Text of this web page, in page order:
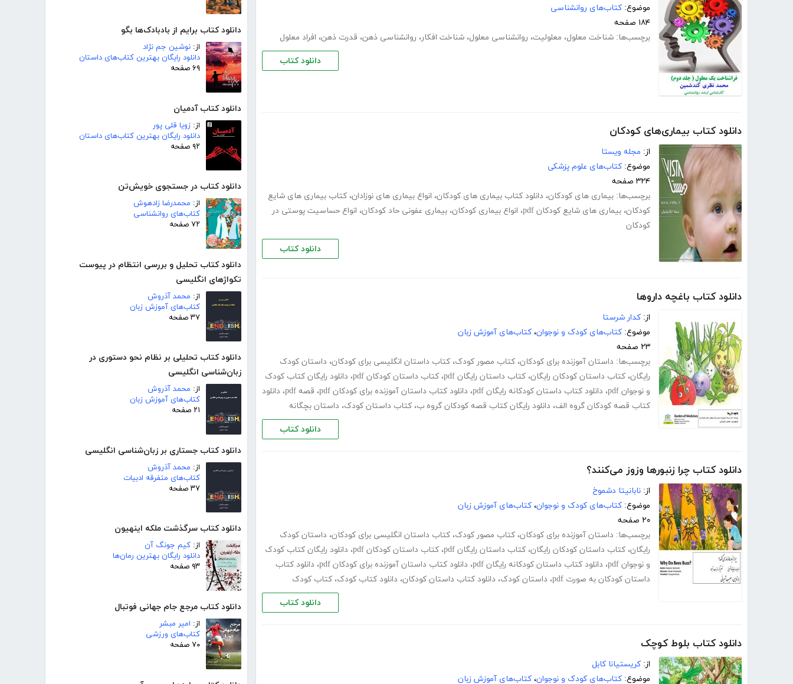
دانلود کتاب برایم از بادبادک‌ها بگو
از: نوشین جم نژاد
دانلود رایگان بهترین کتاب‌های داستان
۶۹ صفحه
دانلود کتاب آدمیان
از: زویا قلی پور
دانلود رایگان بهترین کتاب‌های داستان
۹۲ صفحه
دانلود کتاب در جستجوی خویش‌تن
از: محمدرضا زادهوش
کتاب‌های روانشناسی
۷۲ صفحه
دانلود کتاب تحلیل و بررسی انتظام در پیوست
تکواژهای انگلیسی
از: محمد آذروش
کتاب‌های آموزش زبان
۳۷ صفحه
دانلود کتاب تحلیلی بر نظام نحو دستوری در
زبان‌شناسی انگلیسی
از: محمد آذروش
کتاب‌های آموزش زبان
۲۱ صفحه
دانلود کتاب جستاری بر زبان‌شناسی انگلیسی
از: محمد آذروش
کتاب‌های متفرقه ادبیات
۳۷ صفحه
دانلود کتاب سرگذشت ملکه اینهیون
از: کیم جونگ آن
دانلود رایگان بهترین رمان‌ها
۹۳ صفحه
دانلود کتاب مرجع جام جهانی فوتبال
از: امیر مبشر
کتاب‌های ورزشی
۷۰ صفحه
موضوع: کتاب‌های روانشناسی
۱۸۴ صفحه
برچسب‌ها: شناخت معلول، معلولیت، روانشناسی معلول، شناخت افکار، روانشناسی ذهن، قدرت ذهن، افراد معلول
دانلود کتاب
دانلود کتاب بیماری‌های کودکان
از: مجله ویستا
موضوع: کتاب‌های علوم پزشکی
۳۲۴ صفحه
برچسب‌ها: بیماری های کودکان، دانلود کتاب بیماری های کودکان، انواع بیماری های نوزادان، کتاب بیماری های شایع
کودکان، بیماری های شایع کودکان pdf ، انواع بیماری کودکان، بیماری عفونی حاد کودکان، انواع حساسیت پوستی در
کودکان
دانلود کتاب
دانلود کتاب باغچه داروها
از: کدار شرستا
موضوع: کتاب‌های کودک و نوجوان، کتاب‌های آموزش زبان
۲۳ صفحه
برچسب‌ها: داستان آموزنده برای کودکان، کتاب مصور کودک، کتاب داستان انگلیسی برای کودکان، داستان کودک
رایگان، کتاب داستان کودکان رایگان، کتاب داستان رایگان pdf ، کتاب داستان کودکان pdf ، دانلود رایگان کتاب کودک
و نوجوان pdf
، دانلود کتاب داستان کودکانه رایگان pdf ، دانلود کتاب داستان آموزنده برای کودکان pdf ، قصه pdf ، دانلود
کتاب قصه کودکان گروه الف، دانلود رایگان کتاب قصه کودکان گروه ب، کتاب داستان کودک، داستان بچگانه
دانلود کتاب
دانلود کتاب چرا زنبورها وزوز می‌کنند؟
از: نابانیتا دشموخ
موضوع: کتاب‌های کودک و نوجوان، کتاب‌های آموزش زبان
۲۰ صفحه
برچسب‌ها: داستان آموزنده برای کودکان، کتاب مصور کودک، کتاب داستان انگلیسی برای کودکان، داستان کودک
رایگان، کتاب داستان کودکان رایگان، کتاب داستان رایگان pdf ، کتاب داستان کودکان pdf ، دانلود رایگان کتاب کودک
و نوجوان pdf
، دانلود کتاب داستان کودکانه رایگان pdf ، دانلود کتاب داستان آموزنده برای کودکان pdf ، دانلود کتاب
داستان کودکان به صورت pdf
، داستان کودک، دانلود کتاب داستان کودکان، دانلود کتاب کودک، کتاب کودک
دانلود کتاب
دانلود کتاب بلوط کوچک
از: کریستیانا کابل
موضوع: کتاب‌های کودک و نوجوان، کتاب‌های آموزش زبان